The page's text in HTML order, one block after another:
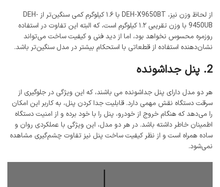
از لحاظ وزن نیز، DEH-X9650BT با ۱.۶ کیلوگرم کمی سنگین‌تر از DEH-
9450UB با وزن تقریبی ۱.۲ کیلوگرم است، که البته این تفاوت در استفاده
روزمره محسوس نخواهد بود، اما از دید فنی و کیفیت ساخت می‌تواند
نشان‌دهنده استفاده از قطعاتی با استحکام بیشتر در مدل سنگین‌تر باشد.
2. پنل جداشونده
هر دو مدل دارای پنل جداشونده می باشند، که این ویژگی در جلوگیری از
سرقت دستگاه نقش مهمی دارد. قابلیت جدا کردن پنل، به کاربر این امکان
را می‌دهد که هنگام خروج از خودرو، پنل را با خود برده و از امنیت دستگاه
اطمینان خاطر داشته باشد. در هر دو مدل، این ویژگی با عملکردی روان و
ساده همراه است و از نظر کیفیت ساخت پنل نیز تفاوت چشم‌گیری مشاهده
نمی‌شود.